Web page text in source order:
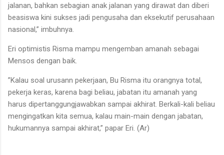
jalanan, bahkan sebagian anak jalanan yang dirawat dan diberi
beasiswa kini sukses jadi pengusaha dan eksekutif perusahaan
nasional,” imbuhnya.
Eri optimistis Risma mampu mengemban amanah sebagai
Mensos dengan baik.
”Kalau soal urusann pekerjaan, Bu Risma itu orangnya total,
pekerja keras, karena bagi beliau, jabatan itu amanah yang
harus dipertanggungjawabkan sampai akhirat. Berkali-kali beliau
mengingatkan kita semua, kalau main-main dengan jabatan,
hukumannya sampai akhirat,” papar Eri. (Ar)